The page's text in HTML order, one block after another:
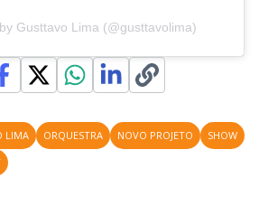
Gusttavo Lima (@gusttavolima)
LIMA ORQUESTRA NOVO PROJETO
SHOW